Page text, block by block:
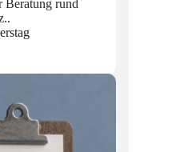
Trends
rund
.